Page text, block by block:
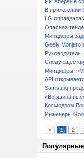
В приложении
LG
Опасная
Минцифры
Geely Monjaro
Руководитель
Следующее
Минцифры:
API
Samsung
«Вершина
Космодром
Инженеры
< 1 2
Популярные